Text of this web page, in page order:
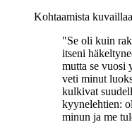
Kohtaamista
"Se oli kuin
itseni
mutta se vuosi
veti minut
kulkivat
kyynelehtien:
minun ja me